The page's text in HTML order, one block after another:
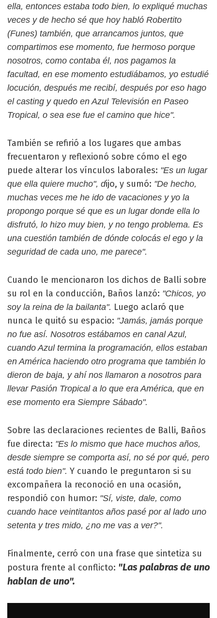
ella, entonces estaba todo bien, lo expliqué muchas
veces y de hecho sé que hoy habló Robertito
(Funes) también, que arrancamos juntos, que
compartimos ese momento, fue hermoso porque
nosotros, como contaba él, nos pagamos la
facultad, en ese momento estudiábamos, yo estudié
locución, después me recibí, después por eso hago
el casting y quedo en Azul Televisión en Paseo
Tropical, o sea ese fue el camino que hice".
También se refirió a los lugares que ambas
frecuentaron y reflexionó sobre cómo el ego
puede alterar los vínculos laborales: "Es un lugar
que ella quiere mucho", dijo, y sumó: "De hecho,
muchas veces me he ido de vacaciones y yo la
propongo porque sé que es un lugar donde ella lo
disfrutó, lo hizo muy bien, y no tengo problema. Es
una cuestión también de dónde colocás el ego y la
seguridad de cada uno, me parece".
Cuando le mencionaron los dichos de Balli sobre
su rol en la conducción, Baños lanzó: "Chicos, yo
soy la reina de la bailanta". Luego aclaró que
nunca le quitó su espacio: "Jamás, jamás porque
no fue así. Nosotros estábamos en canal Azul,
cuando Azul termina la programación, ellos estaban
en América haciendo otro programa que también lo
dieron de baja, y ahí nos llamaron a nosotros para
llevar Pasión Tropical a lo que era América, que en
ese momento era Siempre Sábado".
Sobre las declaraciones recientes de Balli, Baños
fue directa: "Es lo mismo que hace muchos años,
desde siempre se comporta así, no sé por qué, pero
está todo bien". Y cuando le preguntaron si su
excompañera la reconoció en una ocasión,
respondió con humor: "Sí, viste, dale, como
cuando hace veintitantos años pasé por al lado uno
setenta y tres mido, ¿no me vas a ver?".
Finalmente, cerró con una frase que sintetiza su
postura frente al conflicto: "Las palabras de uno
hablan de uno".